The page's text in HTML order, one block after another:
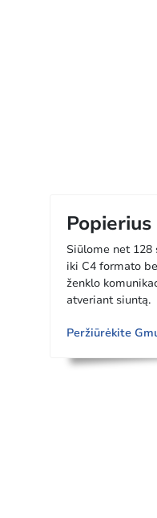
Siūlome net 128
iki C4 formato
ženklo
atveriant siuntą.
Peržiūrėkite